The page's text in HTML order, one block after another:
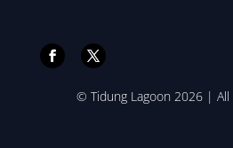
© Tidung Lagoon 2026 | All